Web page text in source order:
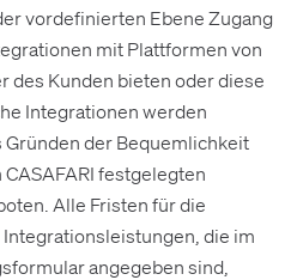
vordefinierten Ebene Zugang
mit Plattformen von
des Kunden bieten oder diese
Integrationen werden
der Bequemlichkeit
festgelegten
Alle Fristen für die
die im
angegeben sind,